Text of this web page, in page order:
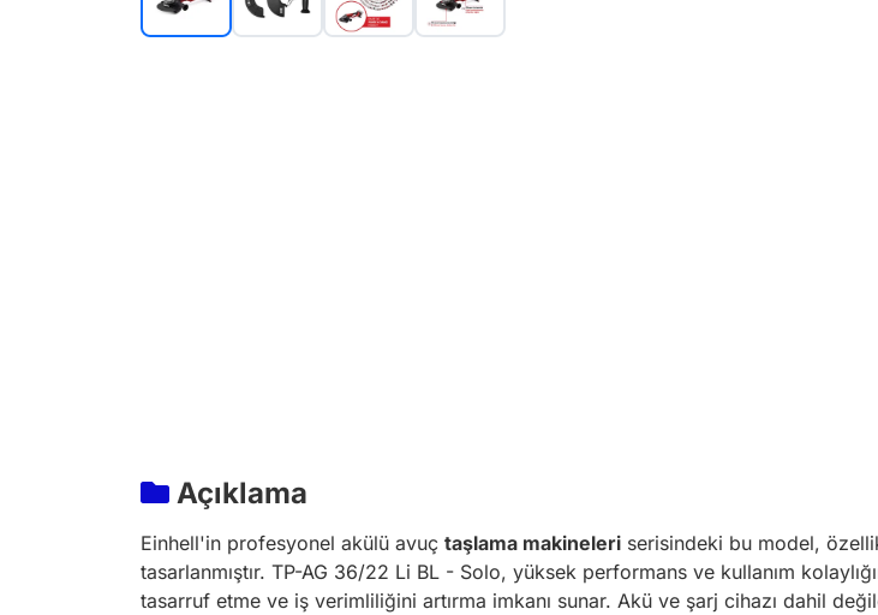
Açıklama
Einhell'in profesyonel akülü avuç taşlama makineleri serisindeki bu model,
tasarlanmıştır. TP-AG 36/22 Li BL - Solo, yüksek performans ve kullanım
tasarruf etme ve iş verimliliğini artırma imkanı sunar. Akü ve şarj cihazı dahil